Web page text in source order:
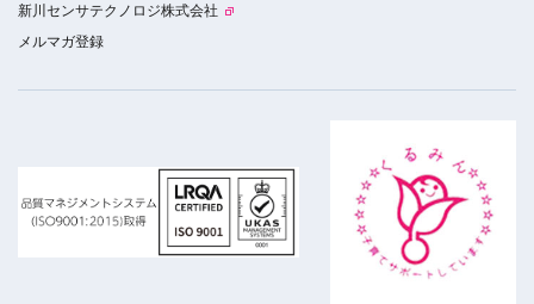
新川センサテクノロジ株式会社
メルマガ登録